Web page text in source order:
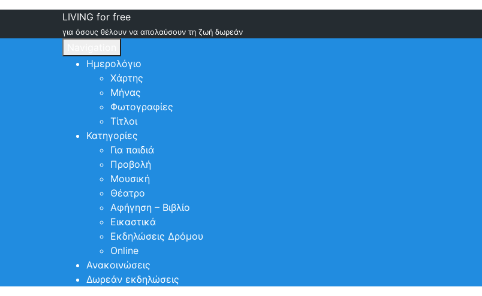
LIVING for free
για όσους θέλουν να απολαύσουν τη ζωή δωρεάν
Ημερολόγιο
Χάρτης
Μήνας
Φωτογραφίες
Τίτλοι
Κατηγορίες
Για παιδιά
Προβολή
Μουσική
Θέατρο
Αφήγηση – Βιβλίο
Εικαστικά
Εκδηλώσεις Δρόμου
Online
Ανακοινώσεις
Δωρεάν εκδηλώσεις